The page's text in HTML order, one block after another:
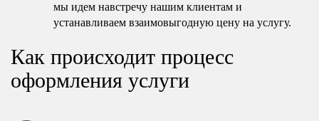
мы идем навстречу нашим клиентам и
устанавливаем взаимовыгодную цену на услугу.
Как происходит процесс
оформления услуги